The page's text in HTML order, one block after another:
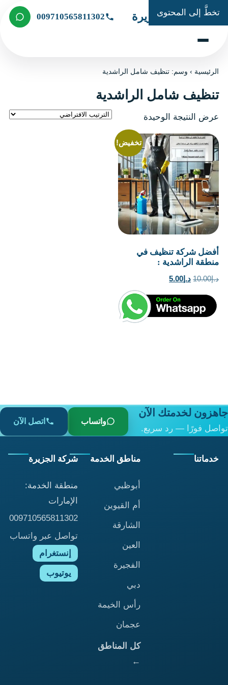
تخطَّ إلى المحتوى
شركة الجزيرة 009710565811302
الرئيسية ›وسم: تنظيف شامل الراشدية
تنظيف شامل الراشدية
عرض النتيجة الوحيدة
تخفيض!
أفضل شركة تنظيف في
منطقة الراشدية :
د.إ10.00 السعر
هو:
د.إ10.00.
د.إ 5.00السعر
هو:
د.إ5.00.
جاهزون لخدمتك الآن
تواصل فورًا — رد سريع.
واتساب اتصل الآن
خدماتنا مناطق الخدمة
أبوظبي
أم القيوين
الشارقة
العين
الفجيرة
دبي
رأس الخيمة
عجمان
كل المناطق
←
شركة الجزيرة
منطقة الخدمة:
الإمارات
009710565811302
تواصل عبر واتساب
إنستغرام
يوتيوب